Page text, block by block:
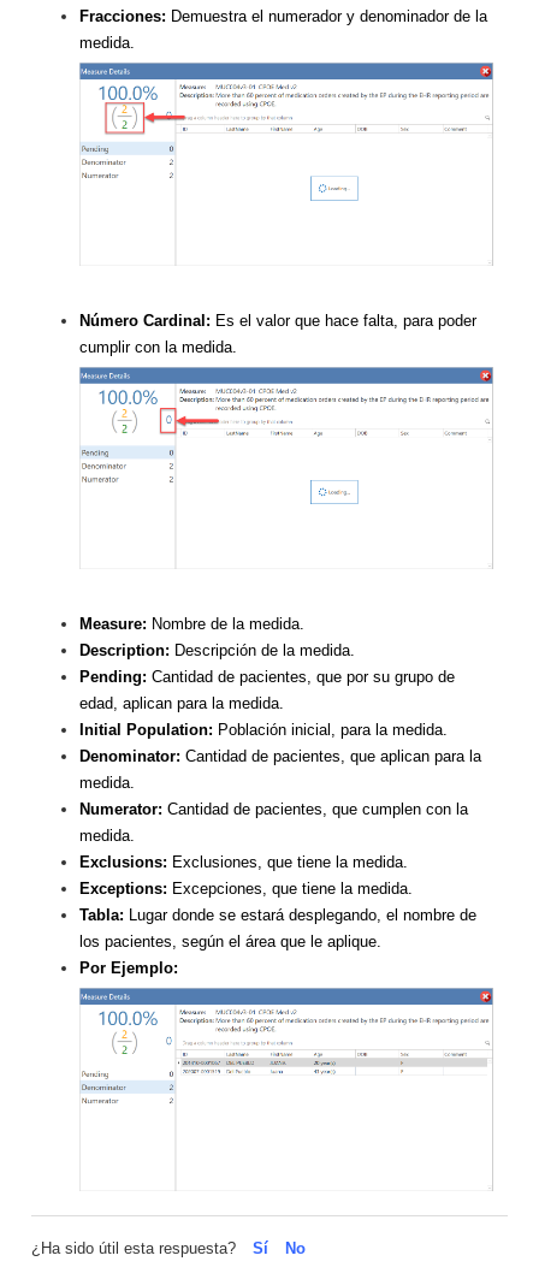
Fracciones: Demuestra el numerador y denominador de la
medida.
Número Cardinal: Es el valor que hace falta, para poder
cumplir con la medida.
Measure: Nombre de la medida.
Description: Descripción de la medida.
Pending: Cantidad de pacientes, que por su grupo de
edad, aplican para la medida.
Initial Population: Población inicial, para la medida.
Denominator: Cantidad de pacientes, que aplican para la
medida.
Numerator: Cantidad de pacientes, que cumplen con la
medida.
Exclusions: Exclusiones, que tiene la medida.
Exceptions: Excepciones, que tiene la medida.
Tabla: Lugar donde se estará desplegando, el nombre de
los pacientes, según el área que le aplique.
Por Ejemplo:
¿Ha sido útil esta respuesta? Sí No